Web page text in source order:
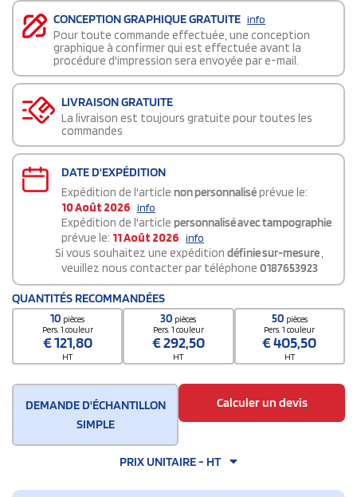
CONCEPTION GRAPHIQUE GRATUITE info
Pour toute commande effectuée, une conception
graphique à confirmer qui est effectuée avant la
procédure d'impression sera envoyée par e-mail.
LIVRAISON GRATUITE
La livraison est toujours gratuite pour toutes les
commandes
DATE D'EXPÉDITION
Expédition de l'article non personnaliséprévue le:
10 Août 2026 info
Expédition de l'article personnalisé avec tampographie
prévue le: 11 Août 2026 info
Si vous souhaitez une expédition définie sur-mesure,
veuillez nous contacter par téléphone 0187653923
QUANTITÉS RECOMMANDÉES
10 pièces
Pers. 1 couleur
€121,80
HT
30 pièces
Pers. 1 couleur
€292,50
HT
50 pièces
Pers. 1 couleur
€405,50
HT
DEMANDE D'ÉCHANTILLON
SIMPLE
Calculer un devis
PRIX UNITAIRE - HT